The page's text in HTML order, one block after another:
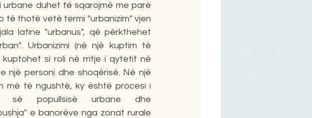
urbane duhet të sqarojmë me parë
të thotë vetë termi "urbanizim" vjen
latine "urbanus", që përkthehet
Urbanizimi (në një kuptim të
kuptohet si roli në rritje i qytetit në
një personi dhe shoqërisë. Në një
më të ngushtë, ky është procesi i
së popullsisë urbane dhe
e banorëve nga zonat rurale